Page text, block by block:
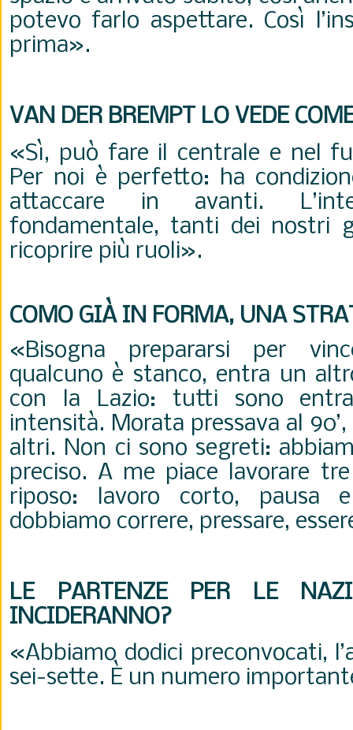
potevo farlo aspettare. Così
prima».
VAN DER BREMPT LO VEDE
«Sì, può fare il centrale e nel
Per noi è perfetto: ha
attaccare in avanti.
fondamentale, tanti dei nostri
ricoprire più ruoli».
COMO GIÀ IN FORMA, UNA
«Bisogna prepararsi per
qualcuno è stanco, entra un
con la Lazio: tutti sono
intensità. Morata pressava al
altri. Non ci sono segreti:
preciso. A me piace lavorare
riposo: lavoro corto, pausa
dobbiamo correre, pressare,
LE PARTENZE PER LE
INCIDERANNO?
«Abbiamo dodici preconvocati,
sei-sette. È un numero